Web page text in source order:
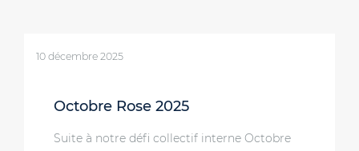
10 décembre 2025
Octobre Rose 2025
Suite à notre défi collectif interne Octobre